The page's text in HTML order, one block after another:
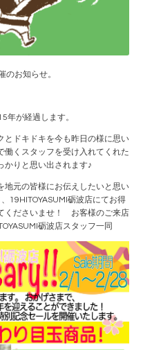
のお知らせ。
15年が経過します。
とドキドキを今も昨日の様に思い
くスタッフを受け入れてくれた
かりと思い出されます♪
地元の皆様にお伝えしたいと思い
19HITOYASUMI砺波店にてお得
くださいませ！ お客様のご来店
砺波店スタッフ一同